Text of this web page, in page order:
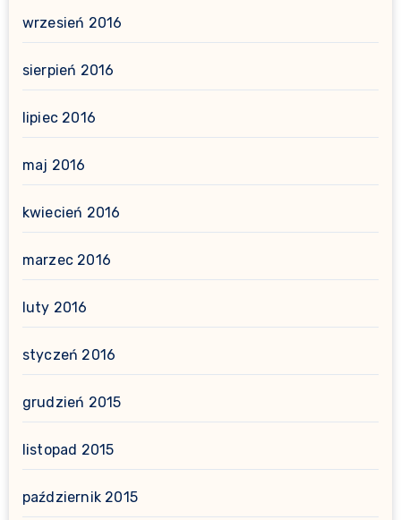
wrzesień 2016
sierpień 2016
lipiec 2016
maj 2016
kwiecień 2016
marzec 2016
luty 2016
styczeń 2016
grudzień 2015
listopad 2015
październik 2015